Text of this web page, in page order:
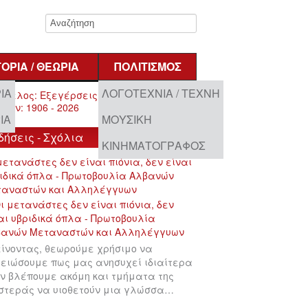
/ ΘΕΩΡΊΑ
ΠΟΛΙΤΙΣΜΌΣ
ΛΟΓΟΤΕΧΝΊΑ / ΤΈΧΝΗ
ΜΟΥΣΙΚΉ
ΚΙΝΗΜΑΤΟΓΡΆΦΟΣ
- Σχόλια
δεν είναι πιόνια, δεν είναι
όπλα - Πρωτοβουλία Αλβανών
και Αλληλέγγυων
θεωρούμε χρήσιμο να
πως μας ανησυχεί ιδιαίτερα
βλέπουμε ακόμη και τμήματα της
να υιοθετούν μια γλώσσα…